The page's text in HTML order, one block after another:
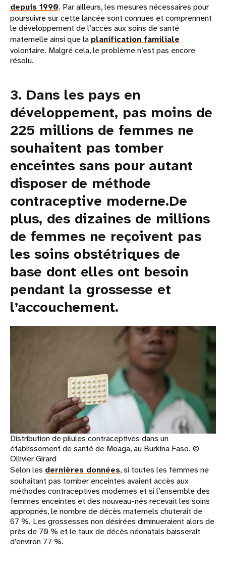
depuis 1990. Par ailleurs, les mesures nécessaires pour
poursuivre sur cette lancée sont connues et comprennent
le développement de l’accès aux soins de santé
maternelle ainsi que la planification familiale
volontaire. Malgré cela, le problème n’est pas encore
résolu.
3. Dans les pays en
développement, pas moins de
225 millions de femmes ne
souhaitent pas tomber
enceintes sans pour autant
disposer de méthode
contraceptive moderne.De
plus, des dizaines de millions
de femmes ne reçoivent pas
les soins obstétriques de
base dont elles ont besoin
pendant la grossesse et
l’accouchement.
Distribution de pilules contraceptives dans un
établissement de santé de Moaga, au Burkina Faso. ©
Ollivier Girard
Selon les dernières données, si toutes les femmes ne
souhaitant pas tomber enceintes avaient accès aux
méthodes contraceptives modernes et si l’ensemble des
femmes enceintes et des nouveau-nés recevait les soins
appropriés, le nombre de décès maternels chuterait de
67 %. Les grossesses non désirées diminueraient alors de
près de 70 % et le taux de décès néonatals baisserait
d’environ 77 %.